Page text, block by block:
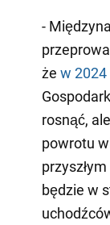
-
że w
rosnąć,
powrotu
będzie w